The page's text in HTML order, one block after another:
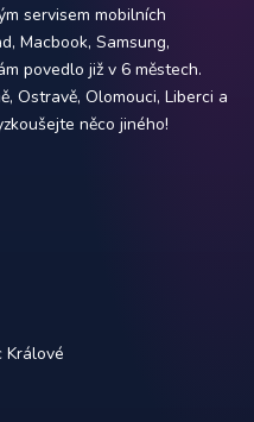
servisem mobilních
Macbook, Samsung,
povedlo již v 6 městech.
Ostravě, Olomouci, Liberci a
něco jiného!
Králové